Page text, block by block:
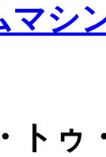
マシ
トゥ